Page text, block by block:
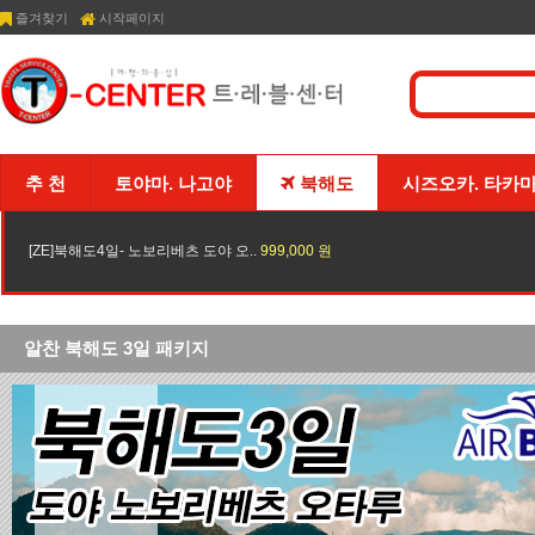
즐겨찾기 시작페이지
추 천 토야마. 나고야 북해도 시즈오카. 타카
[ZE]북해도4일- 노보리베츠 도야 오.. 999,000 원
알찬 북해도 3일 패키지